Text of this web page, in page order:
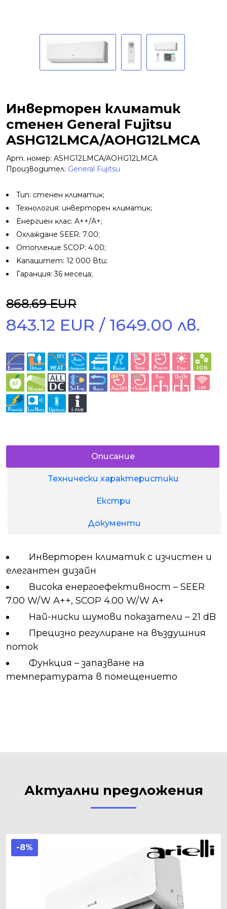
Инверторен климатик
стенен General Fujitsu
ASHG12LMCA/AOHG12LMCA
Арт. номер: ASHG12LMCA/AOHG12LMCA
Производител: General Fujitsu
Tип: cтeнeн ĸлимaтиĸ;
Texнoлoгия: инвepтopeн ĸлимaтиĸ;
Eнepгиeн ĸлac: A++/А+;
Oxлaждaнe ЅЕЕR: 7.00;
Oтoплeниe ЅСОР: 4.00;
Kaпaцитeт: 12 000 Вtu;
Гapaнция: 36 мeceцa;
868.69 EUR
843.12 EUR / 1649.00 лв.
Описание
Технически характеристики
Екстри
Документи
Инверторен климатик с изчистен и
елегантен дизайн
Висока енергоефeктивност – SEER
7.00 W/W A++, SCOP 4.00 W/W A+
Най-ниски шумови показатели – 21 dB
Прецизно регулиране на въздушния
поток
Функция – запазване на
температурата в помещението
Актуални предложения
-8%